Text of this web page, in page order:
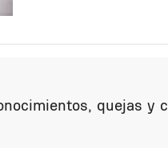
quejas y